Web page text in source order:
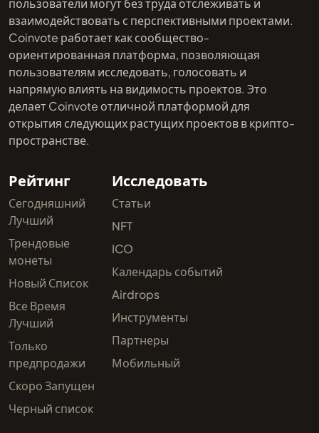
пользователи могут без труда отслеживать и
взаимодействовать с перспективными проектами.
Coinvote работает как сообщество-
ориентированная платформа, позволяющая
пользователям исследовать, голосовать и
напрямую влиять на видимость проектов. Это
делает Coinvote отличной платформой для
открытия следующих растущих проектов в крипто-
пространстве.
Рейтинг
Сегодняшний
Лучший
Трендовые
монеты
Новый Список
Все Время
Лучший
Только
предпродажи
Скоро Запущен
Черный список
Исследовать
Статьи
NFT
ICO
Календарь событий
Airdrops
Инструменты
Партнеры
Мобильный